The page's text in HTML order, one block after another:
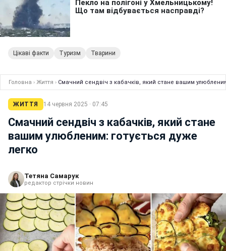
Цікаві факти Туризм Тварини
Головна › Життя › Смачний сендвіч з кабачків, який стане вашим
ЖИТТЯ 14 червня 2025 · 07:45
Смачний сендвіч з кабачків, який стане
вашим улюбленим: готується дуже
легко
Тетяна Самарук
редактор стрічки новин